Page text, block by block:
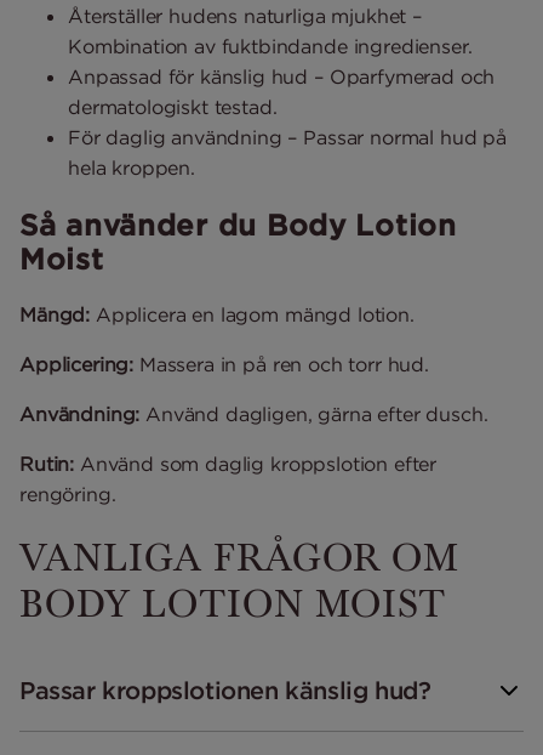
Återställer hudens naturliga mjukhet –
Kombination av fuktbindande ingredienser.
Anpassad för känslig hud – Oparfymerad och
dermatologiskt testad.
För daglig användning – Passar normal hud på
hela kroppen.
Så använder du Body Lotion
Moist
Mängd: Applicera en lagom mängd lotion.
Applicering: Massera in på ren och torr hud.
Användning: Använd dagligen, gärna efter dusch.
Rutin: Använd som daglig kroppslotion efter
rengöring.
VANLIGA FRÅGOR OM
BODY LOTION MOIST
Passar kroppslotionen känslig hud?